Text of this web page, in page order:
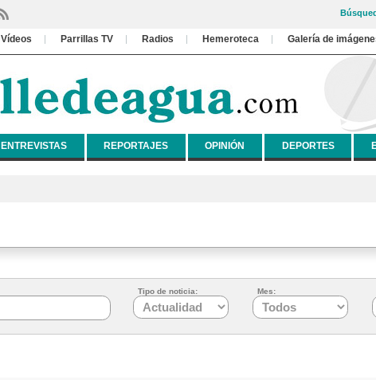
Vídeos Parrillas TV Radios Hemeroteca Galería de
ENTREVISTAS REPORTAJES OPINIÓN DEPORTES
Tipo de noticia: Mes: